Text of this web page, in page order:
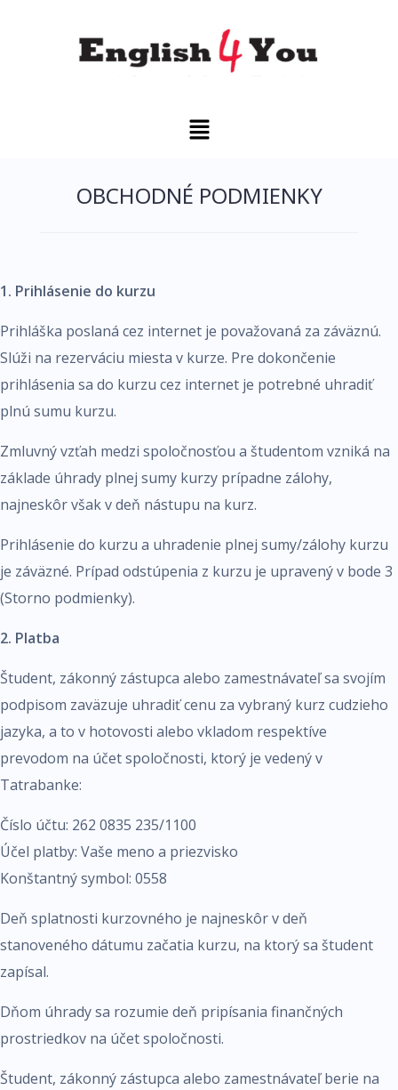
OBCHODNÉ PODMIENKY
1. Prihlásenie do kurzu
Prihláška poslaná cez internet je považovaná za záväznú.
Slúži na rezerváciu miesta v kurze. Pre dokončenie
prihlásenia sa do kurzu cez internet je potrebné uhradiť
plnú sumu kurzu.
Zmluvný vzťah medzi spoločnosťou a študentom vzniká na
základe úhrady plnej sumy kurzy prípadne zálohy,
najneskôr však v deň nástupu na kurz.
Prihlásenie do kurzu a uhradenie plnej sumy/zálohy kurzu
je záväzné. Prípad odstúpenia z kurzu je upravený v bode 3
(Storno podmienky).
2. Platba
Študent, zákonný zástupca alebo zamestnávateľ sa svojím
podpisom zaväzuje uhradiť cenu za vybraný kurz cudzieho
jazyka, a to v hotovosti alebo vkladom respektíve
prevodom na účet spoločnosti, ktorý je vedený v
Tatrabanke:
Číslo účtu: 262 0835 235/1100
Účel platby: Vaše meno a priezvisko
Konštantný symbol: 0558
Deň splatnosti kurzovného je najneskôr v deň
stanoveného dátumu začatia kurzu, na ktorý sa študent
zapísal.
Dňom úhrady sa rozumie deň pripísania finančných
prostriedkov na účet spoločnosti.
Študent, zákonný zástupca alebo zamestnávateľ berie na